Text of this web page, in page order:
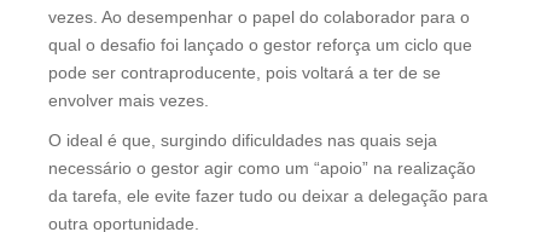
vezes. Ao desempenhar o papel do colaborador para o
qual o desafio foi lançado o gestor reforça um ciclo que
pode ser contraproducente, pois voltará a ter de se
envolver mais vezes.
O ideal é que, surgindo dificuldades nas quais seja
necessário o gestor agir como um “apoio” na realização
da tarefa, ele evite fazer tudo ou deixar a delegação para
outra oportunidade.